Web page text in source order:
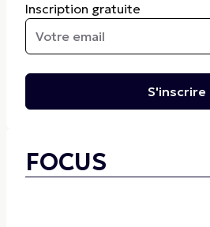
Inscription gratuite
S'inscrire
FOCUS